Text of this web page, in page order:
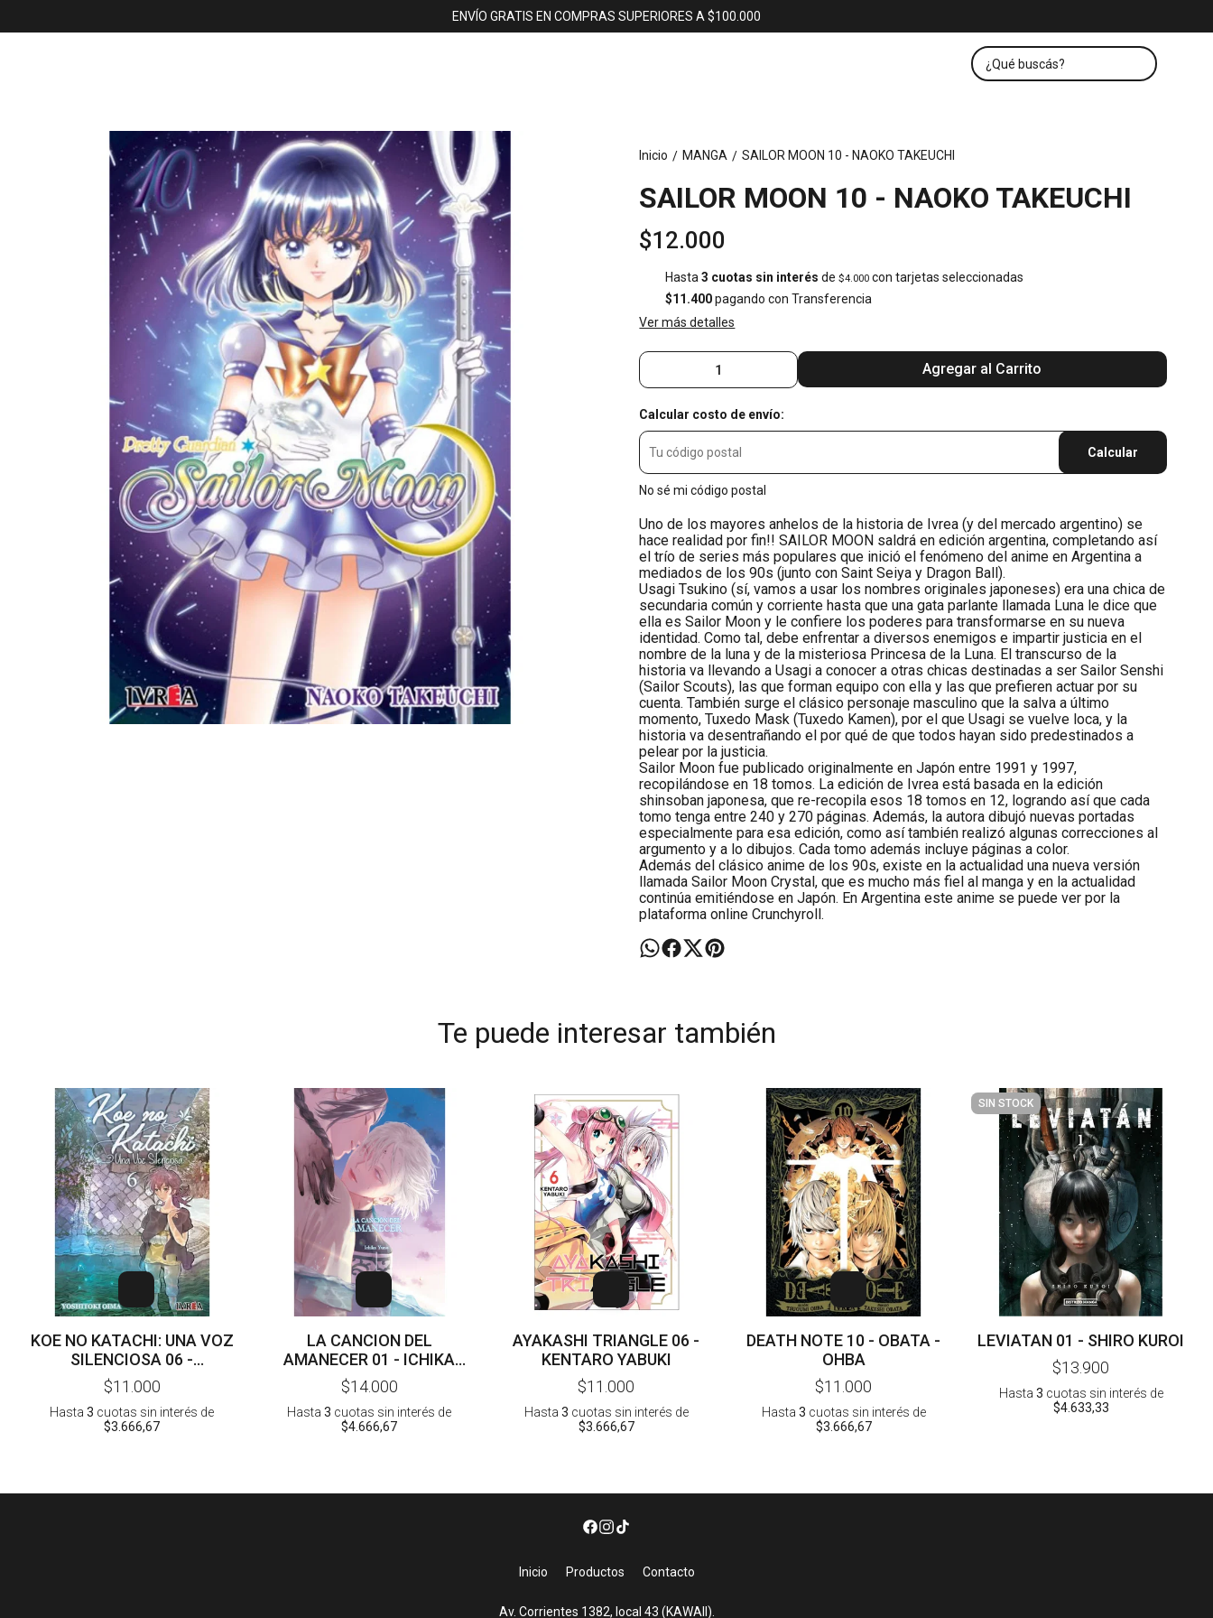
ENVÍO GRATIS EN COMPRAS SUPERIORES A $100.000
Inicio / MANGA / SAILOR MOON 10 - NAOKO TAKEUCHI
SAILOR MOON 10 - NAOKO TAKEUCHI
$12.000
Hasta3 cuotas sin interés de$4.000 con tarjetas seleccionadas
$11.400pagando con Transferencia
Ver más detalles
Agregar al Carrito
Calcular costo de envío:
Calcular
No sé mi código postal
Uno de los mayores anhelos de la historia de Ivrea (y del mercado argentino) se
hace realidad por fin!! SAILOR MOON saldrá en edición argentina, completando así
el trío de series más populares que inició el fenómeno del anime en Argentina a
mediados de los 90s (junto con Saint Seiya y Dragon Ball).
Usagi Tsukino (sí, vamos a usar los nombres originales japoneses) era una chica de
secundaria común y corriente hasta que una gata parlante llamada Luna le dice que
ella es Sailor Moon y le confiere los poderes para transformarse en su nueva
identidad. Como tal, debe enfrentar a diversos enemigos e impartir justicia en el
nombre de la luna y de la misteriosa Princesa de la Luna. El transcurso de la
historia va llevando a Usagi a conocer a otras chicas destinadas a ser Sailor Senshi
(Sailor Scouts), las que forman equipo con ella y las que prefieren actuar por su
cuenta. También surge el clásico personaje masculino que la salva a último
momento, Tuxedo Mask (Tuxedo Kamen), por el que Usagi se vuelve loca, y la
historia va desentrañando el por qué de que todos hayan sido predestinados a
pelear por la justicia.
Sailor Moon fue publicado originalmente en Japón entre 1991 y 1997,
recopilándose en 18 tomos. La edición de Ivrea está basada en la edición
shinsoban japonesa, que re-recopila esos 18 tomos en 12, logrando así que cada
tomo tenga entre 240 y 270 páginas. Además, la autora dibujó nuevas portadas
especialmente para esa edición, como así también realizó algunas correcciones al
argumento y a lo dibujos. Cada tomo además incluye páginas a color.
Además del clásico anime de los 90s, existe en la actualidad una nueva versión
llamada Sailor Moon Crystal, que es mucho más fiel al manga y en la actualidad
continúa emitiéndose en Japón. En Argentina este anime se puede ver por la
plataforma online Crunchyroll.
Te puede interesar también
KOE NO KATACHI: UNA VOZ
SILENCIOSA 06 -
YOSHITOKI OIMA
$11.000
Hasta3 cuotas sin interés de
$3.666,67
LA CANCION DEL
AMANECER 01 - ICHIKA
YUNO
$14.000
Hasta3 cuotas sin interés de
$4.666,67
AYAKASHI TRIANGLE 06 -
KENTARO YABUKI
$11.000
Hasta 3 cuotas sin interés de
$3.666,67
DEATH NOTE 10 - OBATA -
OHBA
$11.000
Hasta 3 cuotas sin interés de
$3.666,67
SIN STOCK
LEVIATAN 01 - SHIRO KUROI
$13.900
Hasta 3 cuotas sin interés de
$4.633,33
Inicio Productos Contacto
Av. Corrientes 1382, local 43 (KAWAII).